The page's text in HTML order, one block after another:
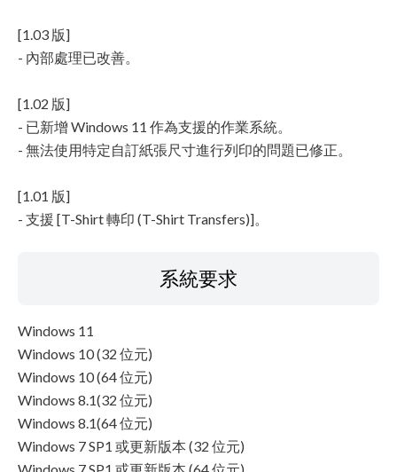
[1.03 版]
- 內部處理已改善。
[1.02 版]
- 已新增 Windows 11 作為支援的作業系統。
- 無法使用特定自訂紙張尺寸進行列印的問題已修正。
[1.01 版]
- 支援 [T-Shirt 轉印 (T-Shirt Transfers)]。
系統要求
Windows 11
Windows 10 (32 位元)
Windows 10 (64 位元)
Windows 8.1(32 位元)
Windows 8.1(64 位元)
Windows 7 SP1 或更新版本 (32 位元)